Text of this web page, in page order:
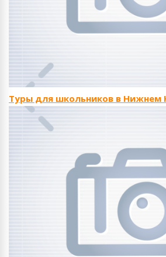
Туры для школьников в Нижнем